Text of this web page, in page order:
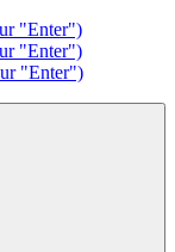
"Enter")
"Enter")
"Enter")